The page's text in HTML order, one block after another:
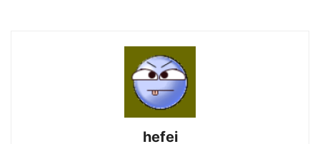
hefei